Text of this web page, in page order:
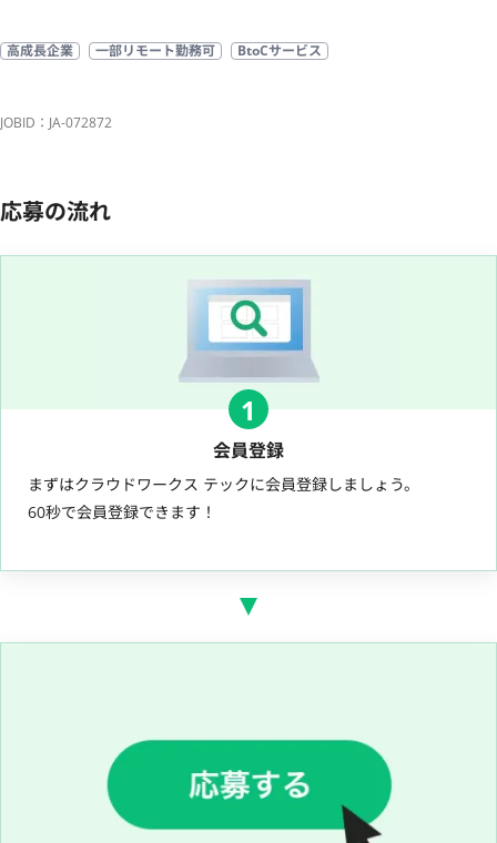
高成長企業 一部リモート勤務可 BtoCサービス
JOBID：JA-072872
応募の流れ
1
会員登録
まずはクラウドワークス テックに会員登録しましょう。
60秒で会員登録できます！